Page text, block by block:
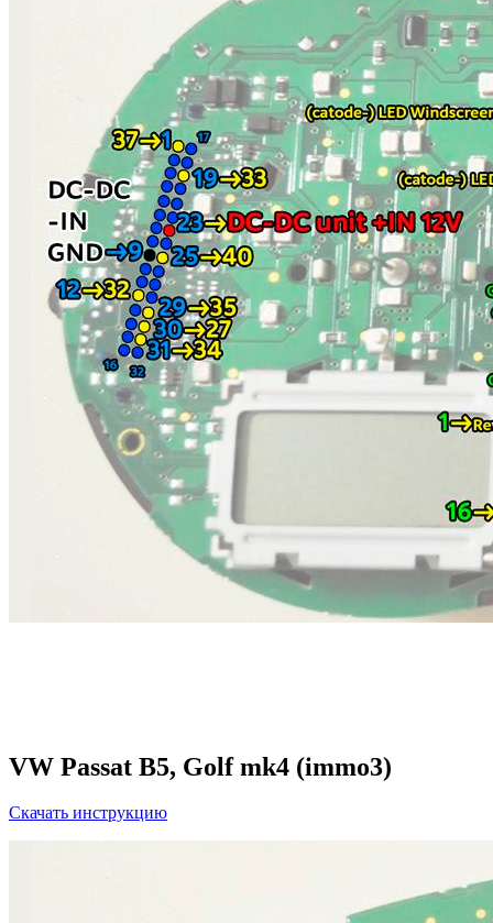
VW Passat B5, Golf mk4 (immo3)
Скачать инструкцию